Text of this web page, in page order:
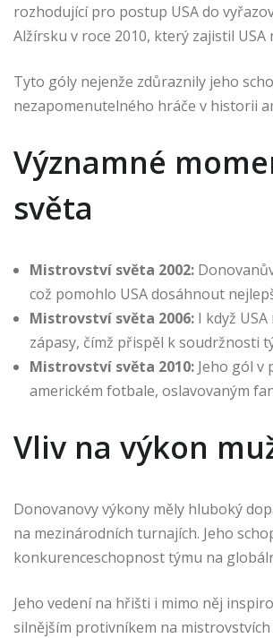
rozhodující pro postup USA do
Alžírsku v roce 2010, který zajistil USA
Tyto góly nejenže zdůraznily jeho
nezapomenutelného hráče v historii
Významné
světa
Mistrovství světa 2002:
což pomohlo USA dosáhnout
Mistrovství světa 2006: I když
zápasy, čímž přispěl k soudržnosti
Mistrovství světa 2010: Jeho gól v
americkém fotbale, oslavovaným
Vliv na výkon
Donovanovy výkony měly hluboký
na mezinárodních turnajích. Jeho
konkurenceschopnost týmu na
Jeho vedení na hřišti i mimo něj
silnějším protivníkem na mistrovstvích